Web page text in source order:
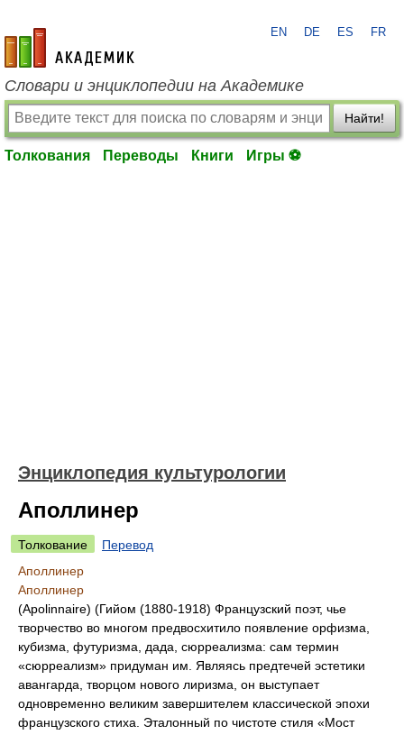
academic.ru
EN DE ES FR
Словари и энциклопедии на Академике
Найти!
Толкования Переводы Книги Игры ⚽
Энциклопедия культурологии
Аполлинер
Толкование
Перевод
Аполлинер
Аполлинер
(Apolinnaire) (Гийом (1880-1918) Французский поэт, чье
творчество во многом предвосхитило появление орфизма,
кубизма, футуризма, дада, сюрреализма: сам термин
«сюрреализм» придуман им. Являясь предтечей эстетики
авангарда, творцом нового лиризма, он выступает
одновременно великим завершителем классической эпохи
французского стиха. Эталонный по чистоте стиля «Мост